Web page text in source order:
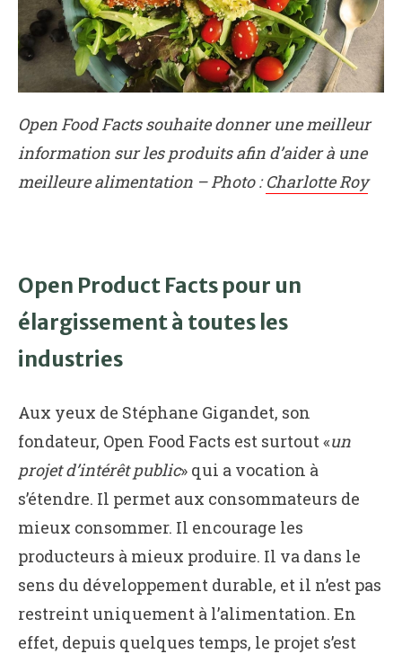
Open Food Facts souhaite donner une meilleur
information sur les produits afin d’aider à une
meilleure alimentation – Photo :Charlotte Roy
Open Product Facts pour un
élargissement à toutes les
industries
Aux yeux de Stéphane Gigandet, son
fondateur, Open Food Facts est surtout «un
projet d’intérêt public» qui a vocation à
s’étendre. Il permet aux consommateurs de
mieux consommer. Il encourage les
producteurs à mieux produire. Il va dans le
sens du développement durable, et il n’est pas
restreint uniquement à l’alimentation. En
effet, depuis quelques temps, le projet s’est